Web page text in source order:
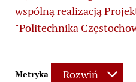
wspólną realizacją
"Politechnika
Metryka Rozwiń